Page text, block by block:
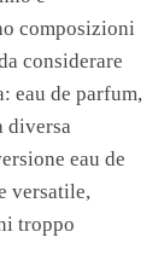
composizioni
considerare
eau de parfum,
diversa
eau de
versatile,
troppo